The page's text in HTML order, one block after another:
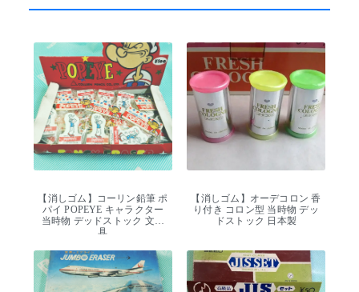
【消しゴム】コーリン鉛筆 ポ
パイ POPEYE キャラクター
当時物 デッドストック 文房
具
【消しゴム】オーデコロン 香
り付き コロン型 当時物 デッ
ドストック 日本製